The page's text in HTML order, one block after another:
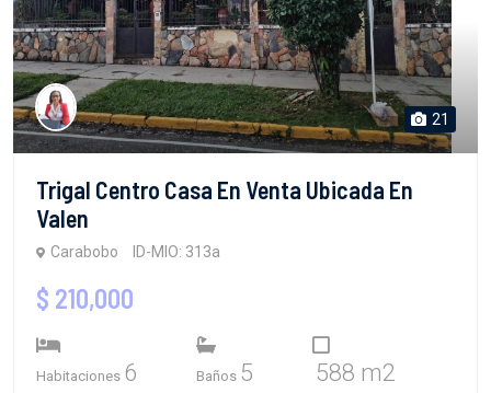
21
Trigal Centro Casa En Venta Ubicada En
Valen
Carabobo ID-MIO: 313a
$ 210,000
Habitaciones 6 Baños 5 588 m2